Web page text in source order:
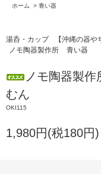
ホーム
> 青い器
湯呑・カップ 【沖縄の器や
ノモ陶器製作所
青い器
ノモ陶器製
むん
OKI115
1,980円(税180円)